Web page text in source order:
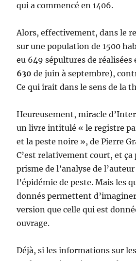
qui a commencé en 1406.
Alors, effectivement, dans le
sur une population de 1500
eu 649 sépultures de réalisées
630de juin à septembre),
Ce qui irait dans le sens de la
Heureusement, miracle
un livre intitulé « le registre
et la peste noire », de Pierre
C’est relativement court, et ça
prisme de l’analyse de
l’épidémie de peste. Mais les
donnés permettent
version que celle qui est
ouvrage.
Déjà, si les informations sur